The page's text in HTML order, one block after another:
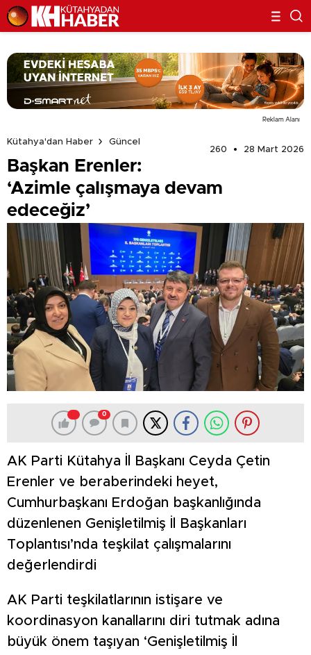
Reklam Alanı
Kütahya'dan Haber
Güncel
260
28 Mart 2026
Başkan Erenler:
‘Azimle çalışmaya devam
edeceğiz’
0
AK Parti Kütahya İl Başkanı Ceyda Çetin
Erenler ve beraberindeki heyet,
Cumhurbaşkanı Erdoğan başkanlığında
düzenlenen Genişletilmiş İl Başkanları
Toplantısı’nda teşkilat çalışmalarını
değerlendirdi
AK Parti teşkilatlarının istişare ve
koordinasyon kanallarını diri tutmak adına
büyük önem taşıyan ‘Genişletilmiş İl